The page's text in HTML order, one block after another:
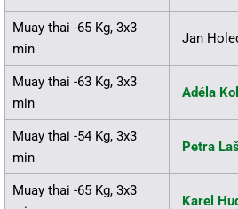
Muay thai -65 Kg, 3x3
min
Jan
Muay thai -63 Kg, 3x3
min
Adéla
Muay thai -54 Kg, 3x3
min
Petra
Muay thai -65 Kg, 3x3
Karel